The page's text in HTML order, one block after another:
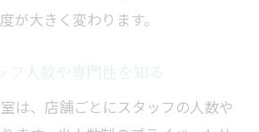
が大きく変わります。
フ人数や専門性を知る
は、店舗ごとにスタッフの人数や